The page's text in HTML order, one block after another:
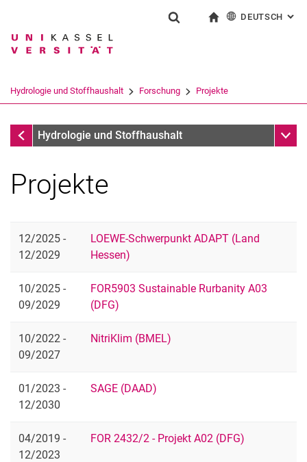
Springe direkt zu: Inhalt
Springe direkt zu: Suche
Springe direkt zu:
Suchbegriff
Suchen (öffnet externen Link in einem
DEUTSCH :
Hydrologie und Stoffhaushalt Forschung Projekte
Forschung
Hydrologie und Stoffhaushalt
Projekte
ZIN-AgriTra
Projekte
12/2025 -
12/2029
LOEWE-Schwerpunkt ADAPT (Land
Hessen)
10/2025 -
09/2029
FOR5903 Sustainable Rurbanity A03
(DFG)
10/2022 -
09/2027
NitriKlim (BMEL)
01/2023 -
12/2030
SAGE (DAAD)
04/2019 -
12/2023
FOR 2432/2 - Projekt A02 (DFG)